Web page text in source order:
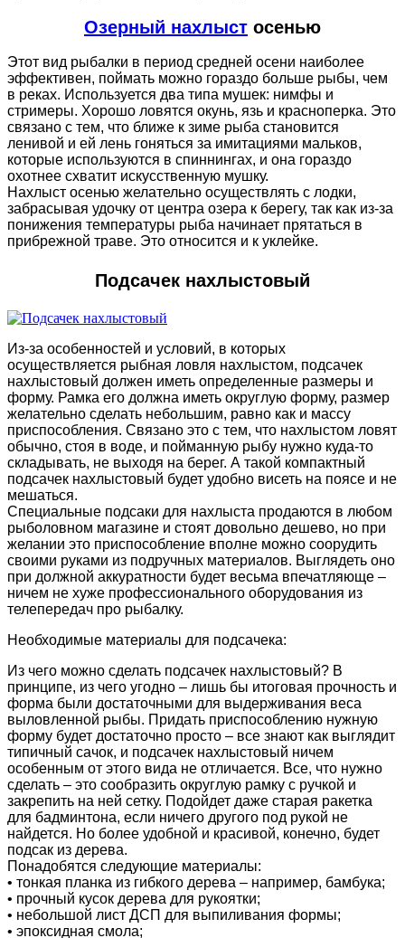
Озерный нахлыст осенью
Этот вид рыбалки в период средней осени наиболее
эффективен, поймать можно гораздо больше рыбы, чем
в реках. Используется два типа мушек: нимфы и
стримеры. Хорошо ловятся окунь, язь и красноперка. Это
связано с тем, что ближе к зиме рыба становится
ленивой и ей лень гоняться за имитациями мальков,
которые используются в спиннингах, и она гораздо
охотнее схватит искусственную мушку.
Нахлыст осенью желательно осуществлять с лодки,
забрасывая удочку от центра озера к берегу, так как из-за
понижения температуры рыба начинает прятаться в
прибрежной траве. Это относится и к уклейке.
Подсачек нахлыстовый
Из-за особенностей и условий, в которых
осуществляется рыбная ловля нахлыстом, подсачек
нахлыстовый должен иметь определенные размеры и
форму. Рамка его должна иметь округлую форму, размер
желательно сделать небольшим, равно как и массу
приспособления. Связано это с тем, что нахлыстом ловят
обычно, стоя в воде, и пойманную рыбу нужно куда-то
складывать, не выходя на берег. А такой компактный
подсачек нахлыстовый будет удобно висеть на поясе и не
мешаться.
Специальные подсаки для нахлыста продаются в любом
рыболовном магазине и стоят довольно дешево, но при
желании это приспособление вполне можно соорудить
своими руками из подручных материалов. Выглядеть оно
при должной аккуратности будет весьма впечатляюще –
ничем не хуже профессионального оборудования из
телепередач про рыбалку.
Необходимые материалы для подсачека:
Из чего можно сделать подсачек нахлыстовый? В
принципе, из чего угодно – лишь бы итоговая прочность и
форма были достаточными для выдерживания веса
выловленной рыбы. Придать приспособлению нужную
форму будет достаточно просто – все знают как выглядит
типичный сачок, и подсачек нахлыстовый ничем
особенным от этого вида не отличается. Все, что нужно
сделать – это сообразить округлую рамку с ручкой и
закрепить на ней сетку. Подойдет даже старая ракетка
для бадминтона, если ничего другого под рукой не
найдется. Но более удобной и красивой, конечно, будет
подсак из дерева.
Понадобятся следующие материалы:
• тонкая планка из гибкого дерева – например, бамбука;
• прочный кусок дерева для рукоятки;
• небольшой лист ДСП для выпиливания формы;
• эпоксидная смола;